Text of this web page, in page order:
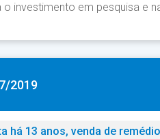
o investimento em pesquisa e
2019
há 13 anos, venda de